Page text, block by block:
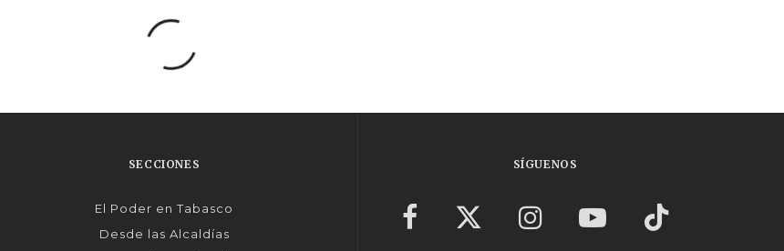
SECCIONES
El Poder en Tabasco
Desde las Alcaldías
SÍGUENOS